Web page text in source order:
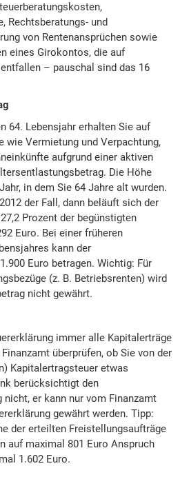
Rechtsberatungs- und
von Rentenansprüchen sowie
eines Girokontos, die auf
– pauschal sind das 16
64. Lebensjahr erhalten Sie auf
wie Vermietung und Verpachtung,
aufgrund einer aktiven
Die Höhe
in dem Sie 64 Jahre alt wurden.
der Fall, dann beläuft sich der
Prozent der begünstigten
Euro. Bei einer früheren
kann der
Euro betragen. Wichtig: Für
(z. B. Betriebsrenten) wird
nicht gewährt.
immer alle Kapitalerträge
überprüfen, ob Sie von der
Kapitalertragsteuer etwas
berücksichtigt den
er kann nur vom Finanzamt
gewährt werden. Tipp:
der erteilten Freistellungsaufträge
auf maximal 801 Euro Anspruch
1.602 Euro.